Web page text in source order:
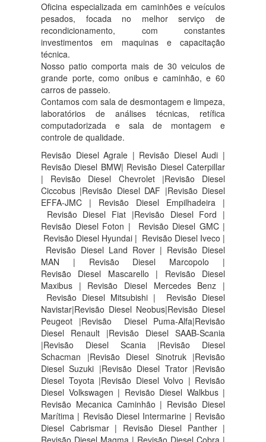
Oficina especializada em caminhões e veículos
pesados, focada no melhor serviço de
recondicionamento, com constantes
investimentos em maquinas e capacitação
técnica.
Nosso patio comporta mais de 30 veiculos de
grande porte, como onibus e caminhão, e 60
carros de passeio.
Contamos com sala de desmontagem e limpeza,
laboratórios de análises técnicas, retífica
computadorizada e sala de montagem e
controle de qualidade.
Revisão Diesel Agrale | Revisão Diesel Audi |
Revisão Diesel BMW| Revisão Diesel Caterpillar
| Revisão Diesel Chevrolet |Revisão Diesel
Ciccobus |Revisão Diesel DAF |Revisão Diesel
EFFA-JMC | Revisão Diesel Empilhadeira |
Revisão Diesel Fiat |Revisão Diesel Ford |
Revisão Diesel Foton | Revisão Diesel GMC |
Revisão Diesel Hyundai | Revisão Diesel Iveco |
Revisão Diesel Land Rover | Revisão Diesel
MAN | Revisão Diesel Marcopolo |
Revisão Diesel Mascarello | Revisão Diesel
Maxibus | Revisão Diesel Mercedes Benz |
Revisão Diesel Mitsubishi | Revisão Diesel
Navistar|Revisão Diesel Neobus|Revisão Diesel
Peugeot |Revisão Diesel Puma-Alfa|Revisão
Diesel Renault |Revisão Diesel SAAB-Scania
|Revisão Diesel Scania |Revisão Diesel
Schacman |Revisão Diesel Sinotruk |Revisão
Diesel Suzuki |Revisão Diesel Trator |Revisão
Diesel Toyota |Revisão Diesel Volvo | Revisão
Diesel Volkswagen | Revisão Diesel Walkbus |
Revisão Mecanica Caminhão | Revisão Diesel
Marítima | Revisão Diesel Intermarine | Revisão
Diesel Cabrismar | Revisão Diesel Panther |